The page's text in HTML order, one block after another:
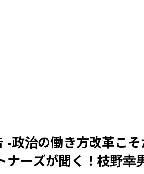
-政治の働き方改革こ
ナーズが聞く！枝野幸